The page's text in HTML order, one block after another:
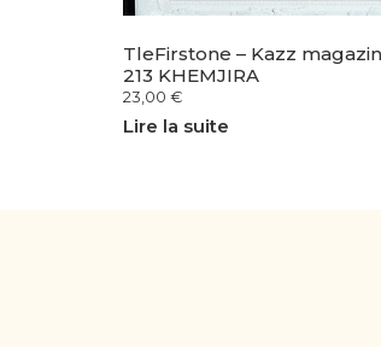
TleFirstone – Kazz
213 KHEMJIRA
23,00 €
Lire la suite